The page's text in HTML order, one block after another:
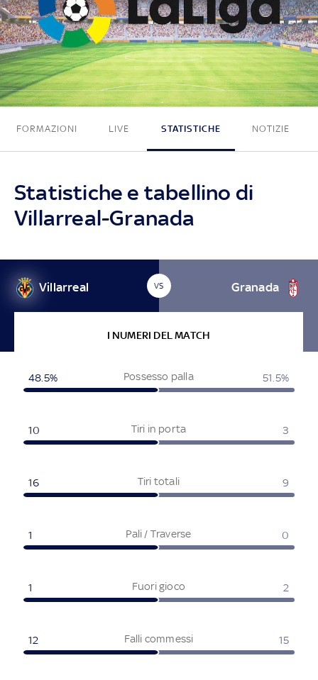
5 - 1
FORMAZIONI LIVE STATISTICHE NOTIZIE
Statistiche e tabellino di
Villarreal-Granada
Villarreal VS Granada
I NUMERI DEL MATCH
Possesso palla
48.5% 51.5%
Tiri in porta
10 3
Tiri totali
16 9
Pali / Traverse
1 0
Fuori gioco
1 2
Falli commessi
12 15